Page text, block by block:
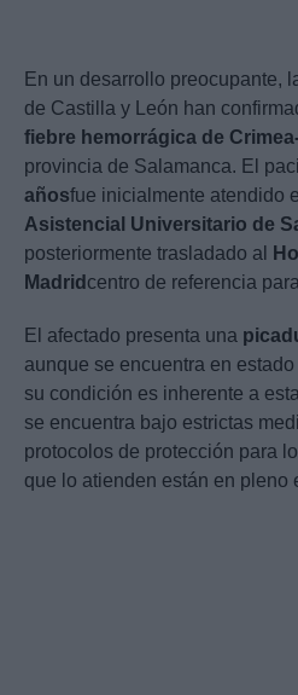
En un desarrollo preocupante,
de Castilla y León han
fiebre hemorrágica de
provincia de Salamanca. El
añosfue inicialmente atendido
Asistencial Universitario de
posteriormente trasladado al
Madrid centro de referencia
El afectado presenta una
aunque se encuentra en
su condición es inherente a
se encuentra bajo estrictas
protocolos de protección para
que lo atienden están en pleno